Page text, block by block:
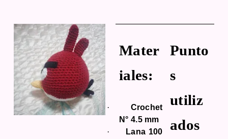
Mater
iales:
·
Crochet
N° 4.5 mm
·
Lana 100
Punto
s
utiliz
ados